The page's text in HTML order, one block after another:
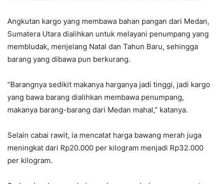
Angkutan kargo yang membawa bahan pangan dari Medan,
Sumatera Utara dialihkan untuk melayani penumpang yang
membludak, menjelang Natal dan Tahun Baru, sehingga
barang yang dibawa pun berkurang.
“Barangnya sedikit makanya harganya jadi tinggi, jadi kargo
yang bawa barang dialihkan membawa penumpang,
makanya barang-barang dari Medan mahal,” katanya.
Selain cabai rawit, ia mencatat harga bawang merah juga
meningkat dari Rp20.000 per kilogram menjadi Rp32.000
per kilogram.